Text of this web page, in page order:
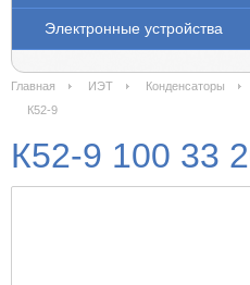
Электронные устройства
Главная ИЭТ Конденсаторы
К52-9
К52-9 100 33